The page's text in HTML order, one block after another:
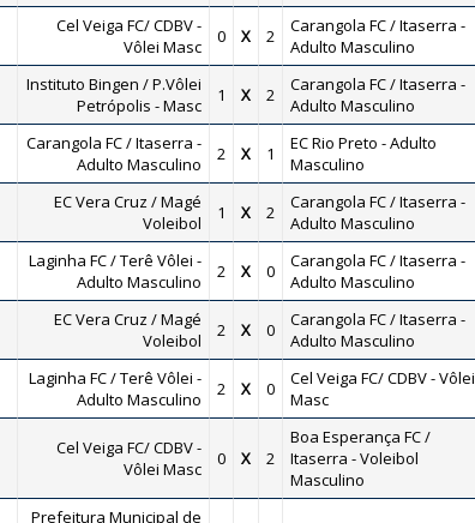
Cel Veiga FC/ CDBV -
Vôlei Masc
0 X 2
Carangola FC / Itaserra -
Adulto Masculino
Instituto Bingen / P.Vôlei
Petrópolis - Masc
1 X 2
Carangola FC / Itaserra -
Adulto Masculino
Carangola FC / Itaserra -
Adulto Masculino
2 X 1
EC Rio Preto - Adulto
Masculino
EC Vera Cruz / Magé
Voleibol
1 X 2
Carangola FC / Itaserra -
Adulto Masculino
Laginha FC / Terê Vôlei -
Adulto Masculino
2 X 0
Carangola FC / Itaserra -
Adulto Masculino
EC Vera Cruz / Magé
Voleibol
2 X 0
Carangola FC / Itaserra -
Adulto Masculino
Laginha FC / Terê Vôlei -
Adulto Masculino
2 X 0
Cel Veiga FC/ CDBV - Vôlei
Masc
Cel Veiga FC/ CDBV -
Vôlei Masc
0 X 2
Boa Esperança FC /
Itaserra - Voleibol
Masculino
Prefeitura Municipal de